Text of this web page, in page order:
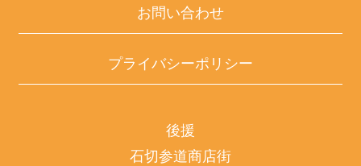
お問い合わせ
プライバシーポリシー
後援
石切参道商店街